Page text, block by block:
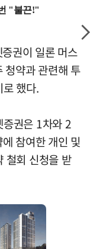
권이 일론 머스
청약과 관련해 투
했다.
권은 1차와 2
참여한 개인 및
철회 신청을 받